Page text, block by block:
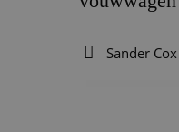
Sander Cox